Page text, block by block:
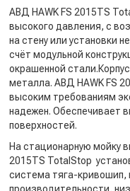
АВД HAWK FS 2015TS
высокого давления, с
на стену или установки
счёт модульной
окрашенной
металла. АВД HAWK FS
высоким требованиям
надежен. Обеспечивает
поверхностей.
На стационарную мойку
2015TS TotalStop
система тяга-кривошип,